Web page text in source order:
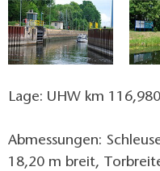
Lage: UHW km 116,980
Abmessungen:
18,20 m breit,